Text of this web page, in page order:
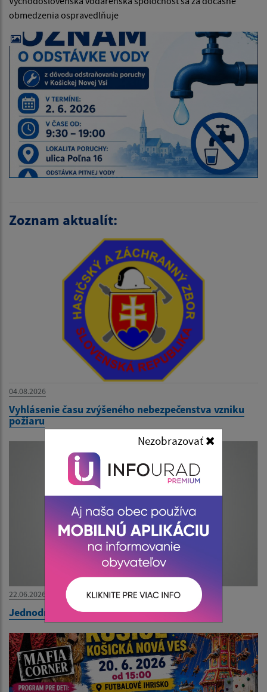
obmedzenia ospravedlňuje
Zoznam aktualít:
04.08.2026
Vyhlásenie času zvýšeného nebezpečenstva vzniku
požiaru
22.06.2026
Jednodňové zájazdy do Maďarska
Nezobrazovať